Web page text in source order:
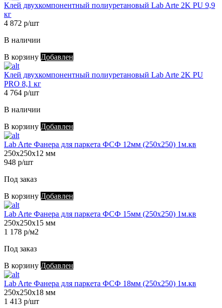
Клей двухкомпонентный полиуретановый Lab Arte 2K PU 9,9
кг
4 872 р/шт
В наличии
В корзину Добавлен
Клей двухкомпонентный полиуретановый Lab Arte 2K PU
PRO 8,1 кг
4 764 р/шт
В наличии
В корзину Добавлен
Lab Arte Фанера для паркета ФСФ 12мм (250х250) 1м.кв
250х250х12 мм
948 р/шт
Под заказ
В корзину Добавлен
Lab Arte Фанера для паркета ФСФ 15мм (250х250) 1м.кв
250х250х15 мм
1 178 р/м2
Под заказ
В корзину Добавлен
Lab Arte Фанера для паркета ФСФ 18мм (250х250) 1м.кв
250х250х18 мм
1 413 р/шт